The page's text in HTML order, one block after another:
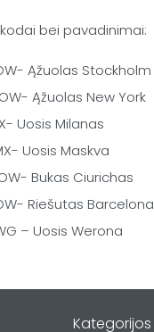
bei pavadinimai:
Ąžuolas Stockholm
Ąžuolas New York
Uosis Milanas
Uosis Maskva
Bukas Ciurichas
Riešutas Barcelona
– Uosis Werona
Kategorijos